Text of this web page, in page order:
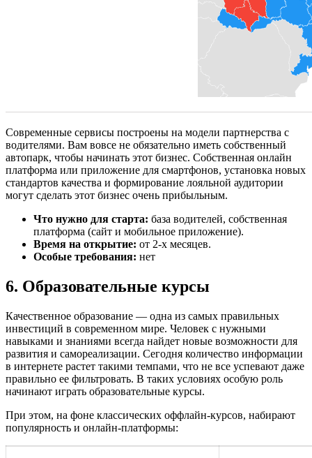
Современные сервисы построены на модели партнерства с
водителями. Вам вовсе не обязательно иметь собственный
автопарк, чтобы начинать этот бизнес. Собственная онлайн
платформа или приложение для смартфонов, установка новых
стандартов качества и формирование лояльной аудитории
могут сделать этот бизнес очень прибыльным.
Что нужно для старта: база водителей, собственная
платформа (сайт и мобильное приложение).
Время на открытие: от 2-х месяцев.
Особые требования: нет
6. Образовательные курсы
Качественное образование — одна из самых правильных
инвестиций в современном мире. Человек с нужными
навыками и знаниями всегда найдет новые возможности для
развития и самореализации. Сегодня количество информации
в интернете растет такими темпами, что не все успевают даже
правильно ее фильтровать. В таких условиях особую роль
начинают играть образовательные курсы.
При этом, на фоне классических оффлайн-курсов, набирают
популярность и онлайн-платформы: